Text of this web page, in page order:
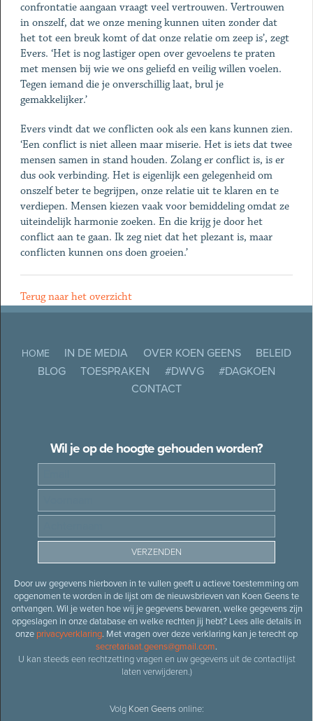
confrontatie aangaan vraagt veel vertrouwen. Vertrouwen
in onszelf, dat we onze mening kunnen uiten zonder dat
het tot een breuk komt of dat onze relatie om zeep is’, zegt
Evers. ‘Het is nog lastiger open over gevoelens te praten
met mensen bij wie we ons geliefd en veilig willen voelen.
Tegen iemand die je onverschillig laat, brul je
gemakkelijker.’
Evers vindt dat we conflicten ook als een kans kunnen zien.
‘Een conflict is niet alleen maar miserie. Het is iets dat twee
mensen samen in stand houden. Zolang er conflict is, is er
dus ook verbinding. Het is eigenlijk een gelegenheid om
onszelf beter te begrijpen, onze relatie uit te klaren en te
verdiepen. Mensen kiezen vaak voor bemiddeling omdat ze
uiteindelijk harmonie zoeken. En die krijg je door het
conflict aan te gaan. Ik zeg niet dat het plezant is, maar
conflicten kunnen ons doen groeien.’
Terug naar het overzicht
HOME IN DE MEDIA OVER KOEN GEENS
BELEID
BLOG
TOESPRAKEN #DWVG
#DAGKOEN
CONTACT
Wil je op de hoogte gehouden worden?
Door uw gegevens hierboven in te vullen geeft u actieve toestemming om
opgenomen te worden in de lijst om de nieuwsbrieven van Koen Geens te
ontvangen. Wil je weten hoe wij je gegevens bewaren, welke gegevens zijn
opgeslagen in onze database en welke rechten jij hebt? Lees alle details in
onze privacyverklaring. Met vragen over deze verklaring kan je terecht op
secretariaat.geens@gmail.com.
U kan steeds een rechtzetting vragen en uw gegevens uit de contactlijst
laten verwijderen.)
Volg Koen Geensonline: